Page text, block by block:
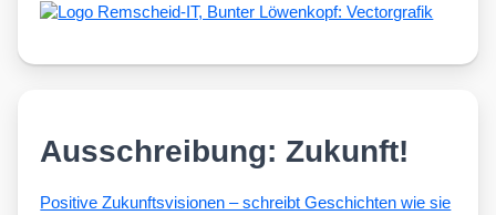
Ausschreibung: Zukunft!
Posi­ti­ve Zukunfts­vi­sio­nen – schreibt Geschich­ten wie sie